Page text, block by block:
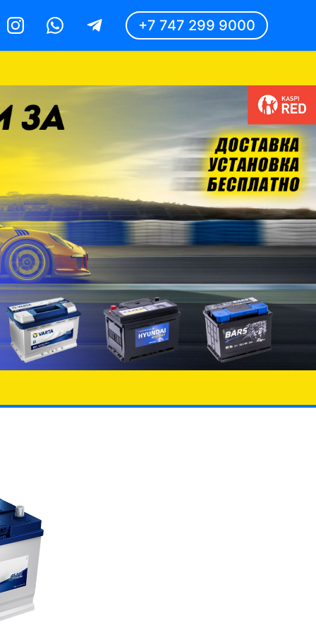
InstagramWhatsappTelegram +7 747 299 9000